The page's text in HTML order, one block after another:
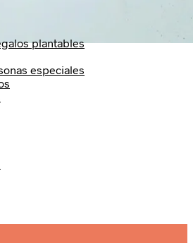
plantables
especiales